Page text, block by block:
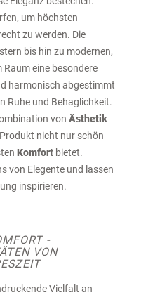
um höchsten
zu werden. Die
bis hin zu modernen,
Raum eine besondere
harmonisch abgestimmt
Ruhe und Behaglichkeit.
von Ästhetik
nicht nur schön
Komfort bietet.
von Elegente und lassen
inspirieren.
-
VON
Vielfalt an